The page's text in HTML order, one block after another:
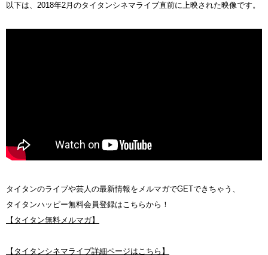
以下は、2018年2月のタイタンシネマライブ直前に上映された映像です。
タイタンのライブや芸人の最新情報をメルマガでGETできちゃう、
タイタンハッピー無料会員登録はこちらから！
【タイタン無料メルマガ】
【タイタンシネマライブ詳細ページはこちら】